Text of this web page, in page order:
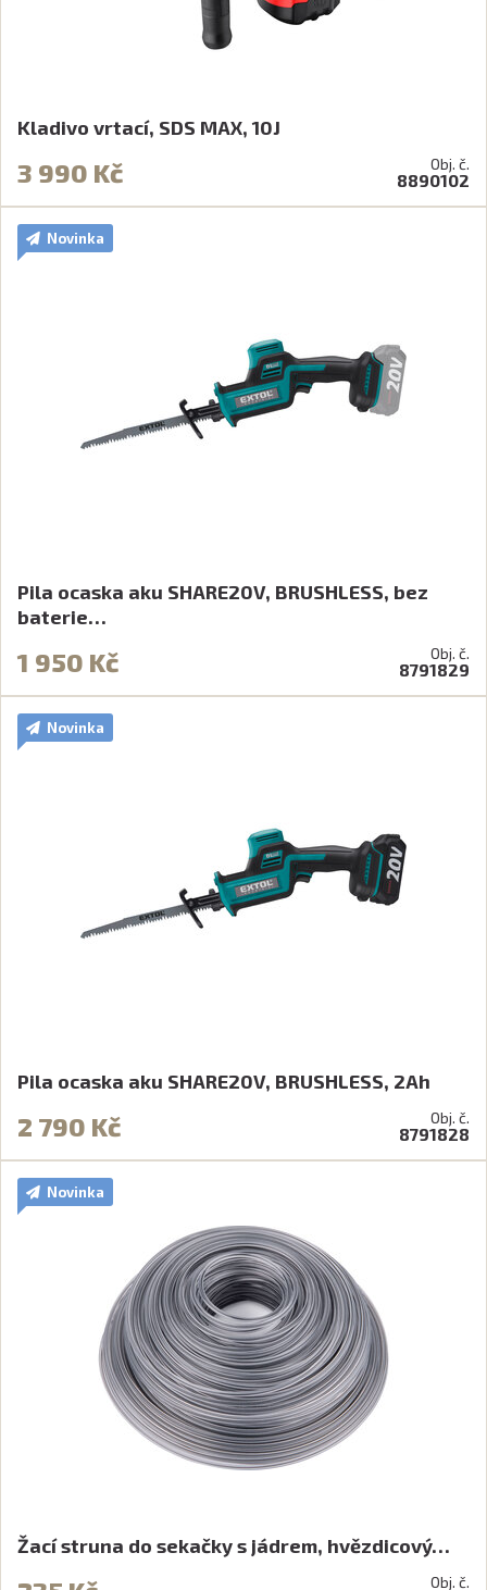
Kladivo vrtací, SDS MAX, 10J
3 990 Kč Obj. č.
8890102
Novinka
Pila ocaska aku SHARE20V, BRUSHLESS, bez
baterie…
1 950 Kč Obj. č.
8791829
Novinka
Pila ocaska aku SHARE20V, BRUSHLESS, 2Ah
2 790 Kč Obj. č.
8791828
Novinka
Žací struna do sekačky s jádrem, hvězdicový…
Obj. č.